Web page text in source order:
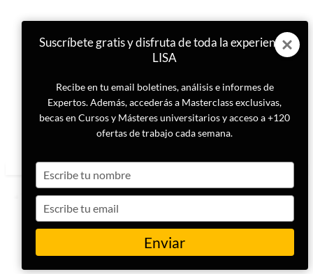
ETIQUETA
Católicos
Suscríbete gratis y disfruta de toda la experiencia
LISA
Recibe en tu email boletines, análisis e informes de
Expertos. Además, accederás a Masterclass exclusivas,
becas en Cursos y Másteres universitarios y acceso a +120
ofertas de trabajo cada semana.
your
name
your
email
Enviar